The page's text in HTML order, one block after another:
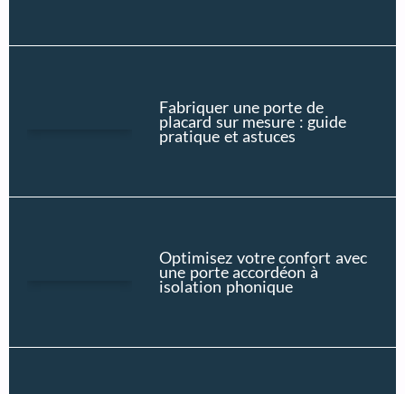
Fabriquer une porte de
placard sur mesure : guide
pratique et astuces
Optimisez votre confort avec
une porte accordéon à
isolation phonique